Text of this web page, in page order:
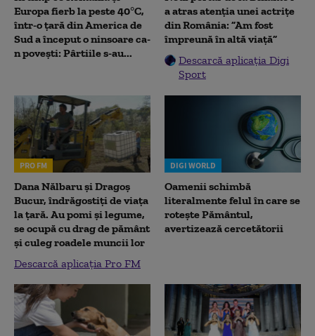
Europa fierb la peste 40°C,
într-o țară din America de
Sud a început o ninsoare ca-
n povești: Pârtiile s-au...
a atras atenția unei actrițe
din România: ”Am fost
împreună în altă viață”
Descarcă aplicația Digi
Sport
PRO FM
Dana Nălbaru și Dragoș
Bucur, îndrăgostiți de viața
la țară. Au pomi și legume,
se ocupă cu drag de pământ
și culeg roadele muncii lor
Descarcă aplicația Pro FM
DIGI WORLD
Oamenii schimbă
literalmente felul în care se
rotește Pământul,
avertizează cercetătorii